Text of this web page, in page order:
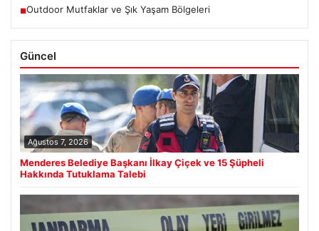
■Outdoor Mutfaklar ve Şık Yaşam Bölgeleri
Güncel
Ağustos 7, 2026
Menderes Belediye Başkanı İlkay Çiçek ve 15 Şüpheli
Hakkında Tutuklama Talebi